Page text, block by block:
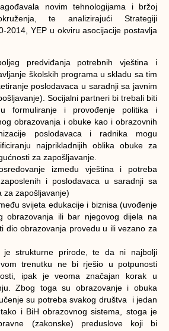
novim tehnologijama i bržoj
te analizirajući Strategiji
2014, YEP u okviru asocijacije postavlja
predviđanja potrebnih vještina i
školskih programa u skladu sa tim
poslodavaca u saradnji sa javnim
Socijalni partneri bi trebali biti
formuliranje i provođenje politika i
obrazovanja i obuke kao i obrazovnih
poslodavaca i radnika mogu
najprikladnijih oblika obuke za
za zapošljavanje.
između vještina i potreba
i poslodavaca u saradnji sa
za zapošljavanje)
svijeta edukacije i biznisa (uvođenje
obrazovanja ili bar njegovog dijela na
dio obrazovanja provedu u ili vezano za
je strukturne prirode, te da ni najbolji
trenutku ne bi rješio u potpunosti
ipak je veoma značajan korak u
Zbog toga su obrazovanje i obuka
su potreba svakog društva i jedan
i BiH obrazovnog sistema, stoga je
(zakonske) preduslove koji bi